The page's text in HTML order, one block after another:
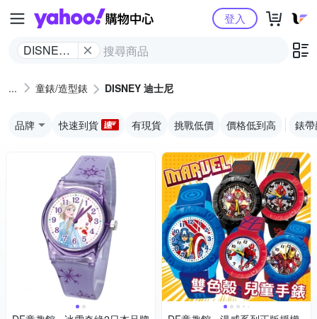
Yahoo購物中心
DISNEY
登入
童錶/造型錶 DISNEY 迪士尼
品牌 快速到貨 有現貨 挑戰低價 價格低到高 錶